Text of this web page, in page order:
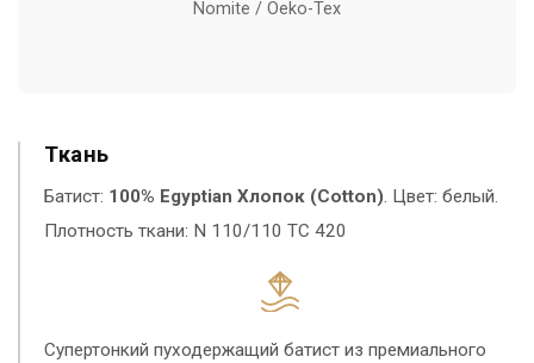
Nomite / Oeko-Tex
Ткань
Батист: 100% Egyptian Хлопок (Cotton). Цвет: белый.
Плотность ткани: N 110/110 TC 420
Супертонкий пуходержащий батист из премиального